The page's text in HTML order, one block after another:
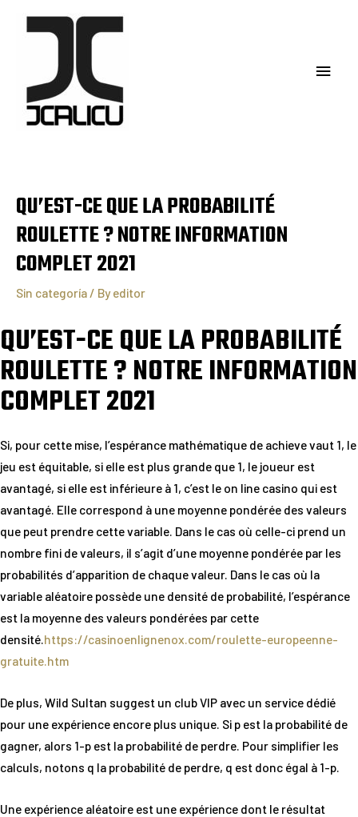
QU’EST-CE QUE LA PROBABILITÉ
ROULETTE ? NOTRE INFORMATION
COMPLET 2021
Sin categoría / Byeditor
QU’EST-CE QUE LA PROBABILITÉ
ROULETTE ? NOTRE INFORMATION
COMPLET 2021
Si, pour cette mise, l’espérance mathématique de achieve vaut 1, le
jeu est équitable, si elle est plus grande que 1, le joueur est
avantagé, si elle est inférieure à 1, c’est le on line casino qui est
avantagé. Elle correspond à une moyenne pondérée des valeurs
que peut prendre cette variable. Dans le cas où celle-ci prend un
nombre fini de valeurs, il s’agit d’une moyenne pondérée par les
probabilités d’apparition de chaque valeur. Dans le cas où la
variable aléatoire possède une densité de probabilité, l’espérance
est la moyenne des valeurs pondérées par cette
densité.https://casinoenlignenox.com/roulette-europeenne-
gratuite.htm
De plus, Wild Sultan suggest un club VIP avec un service dédié
pour une expérience encore plus unique. Si p est la probabilité de
gagner, alors 1-p est la probabilité de perdre. Pour simplifier les
calculs, notons q la probabilité de perdre, q est donc égal à 1-p.
Une expérience aléatoire est une expérience dont le résultat